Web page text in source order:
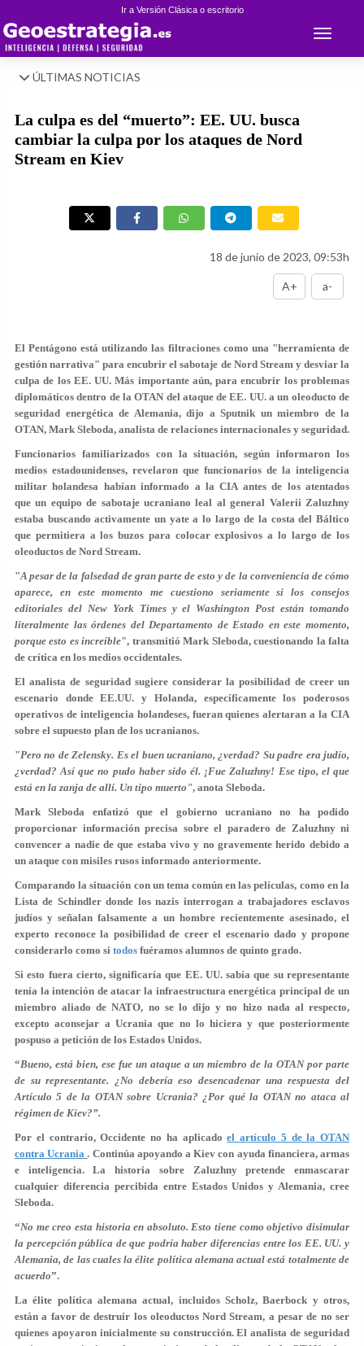
Ir a Versión Clásica o escritorio
Toggle
ÚLTIMAS NOTICIAS
La culpa es del “muerto”: EE. UU. busca
cambiar la culpa por los ataques de Nord
Stream en Kiev
18 de junio de 2023, 09:53h
A+ a-
El Pentágono está utilizando las filtraciones como una "herramienta de
gestión narrativa" para encubrir el sabotaje de Nord Stream y desviar la
culpa de los EE. UU. Más importante aún, para encubrir los problemas
diplomáticos dentro de la OTAN del ataque de EE. UU. a un oleoducto de
seguridad energética de Alemania, dijo a Sputnik un miembro de la
OTAN, Mark Sleboda, analista de relaciones internacionales y seguridad.
Funcionarios familiarizados con la situación, según informaron los
medios estadounidenses, revelaron que funcionarios de la inteligencia
militar holandesa habían informado a la CIA antes de los atentados
que un equipo de sabotaje ucraniano leal al general Valerii Zaluzhny
estaba buscando activamente un yate a lo largo de la costa del Báltico
que permitiera a los buzos para colocar explosivos a lo largo de los
oleoductos de Nord Stream.
"A pesar de la falsedad de gran parte de esto y de la conveniencia de cómo
aparece, en este momento me cuestiono seriamente si los consejos
editoriales del New York Times y el Washington Post están tomando
literalmente las órdenes del Departamento de Estado en este momento,
porque esto es increíble", transmitió Mark Sleboda, cuestionando la falta
de crítica en los medios occidentales.
El analista de seguridad sugiere considerar la posibilidad de creer un
escenario donde EE.UU. y Holanda, específicamente los poderosos
operativos de inteligencia holandeses, fueran quienes alertaran a la CIA
sobre el supuesto plan de los ucranianos.
"Pero no de Zelensky. Es el buen ucraniano, ¿verdad? Su padre era judío,
¿verdad? Así que no pudo haber sido él. ¡Fue Zaluzhny! Ese tipo, el que
está en la zanja de allí. Un tipo muerto", anota Sleboda.
Mark Sleboda enfatizó que el gobierno ucraniano no ha podido
proporcionar información precisa sobre el paradero de Zaluzhny ni
convencer a nadie de que estaba vivo y no gravemente herido debido a
un ataque con misiles rusos informado anteriormente.
Comparando la situación con un tema común en las películas, como en la
Lista de Schindler donde los nazis interrogan a trabajadores esclavos
judíos y señalan falsamente a un hombre recientemente asesinado, el
experto reconoce la posibilidad de creer el escenario dado y propone
considerarlo como si todos fuéramos alumnos de quinto grado.
Si esto fuera cierto, significaría que EE. UU. sabía que su representante
tenía la intención de atacar la infraestructura energética principal de un
miembro aliado de NATO, no se lo dijo y no hizo nada al respecto,
excepto aconsejar a Ucrania que no lo hiciera y que posteriormente
pospuso a petición de los Estados Unidos.
“Bueno, está bien, ese fue un ataque a un miembro de la OTAN por parte
de su representante. ¿No debería eso desencadenar una respuesta del
Artículo 5 de la OTAN sobre Ucrania? ¿Por qué la OTAN no ataca al
régimen de Kiev?”.
Por el contrario, Occidente no ha aplicadoel artículo 5 de la OTAN
contra Ucrania . Continúa apoyando a Kiev con ayuda financiera, armas
e inteligencia. La historia sobre Zaluzhny pretende enmascarar
cualquier diferencia percibida entre Estados Unidos y Alemania, cree
Sleboda.
“No me creo esta historia en absoluto. Esto tiene como objetivo disimular
la percepción pública de que podría haber diferencias entre los EE. UU. y
Alemania, de las cuales la élite política alemana actual está totalmente de
acuerdo”.
La élite política alemana actual, incluidos Scholz, Baerbock y otros,
están a favor de destruir los oleoductos Nord Stream, a pesar de no ser
quienes apoyaron inicialmente su construcción. El analista de seguridad